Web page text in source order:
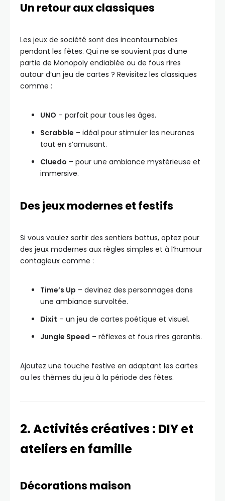
Un retour aux classiques
Les jeux de société sont des incontournables
pendant les fêtes. Qui ne se souvient pas d’une
partie de Monopoly endiablée ou de fous rires
autour d’un jeu de cartes ? Revisitez les classiques
comme :
UNO – parfait pour tous les âges.
Scrabble – idéal pour stimuler les neurones
tout en s’amusant.
Cluedo – pour une ambiance mystérieuse et
immersive.
Des jeux modernes et festifs
Si vous voulez sortir des sentiers battus, optez pour
des jeux modernes aux règles simples et à l’humour
contagieux comme :
Time’s Up – devinez des personnages dans
une ambiance survoltée.
Dixit – un jeu de cartes poétique et visuel.
Jungle Speed – réflexes et fous rires garantis.
Ajoutez une touche festive en adaptant les cartes
ou les thèmes du jeu à la période des fêtes.
2. Activités créatives : DIY et
ateliers en famille
Décorations maison